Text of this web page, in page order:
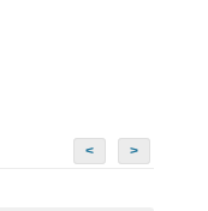
< >